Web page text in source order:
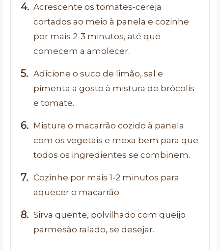
Acrescente os tomates-cereja
cortados ao meio à panela e cozinhe
por mais 2-3 minutos, até que
comecem a amolecer.
Adicione o suco de limão, sal e
pimenta a gosto à mistura de brócolis
e tomate.
Misture o macarrão cozido à panela
com os vegetais e mexa bem para que
todos os ingredientes se combinem.
Cozinhe por mais 1-2 minutos para
aquecer o macarrão.
Sirva quente, polvilhado com queijo
parmesão ralado, se desejar.